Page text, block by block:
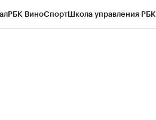
РБК ВиноСпортШкола управления РБК